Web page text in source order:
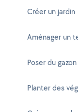
Créer un jardin
Aménager un
Poser du
Planter des